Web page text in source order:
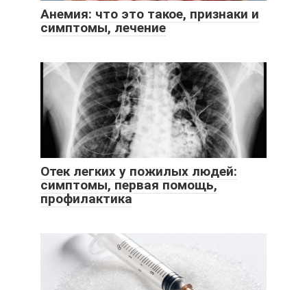
Анемия: что это такое, признаки и
симптомы, лечение
Отек легких у пожилых людей:
симптомы, первая помощь,
профилактика